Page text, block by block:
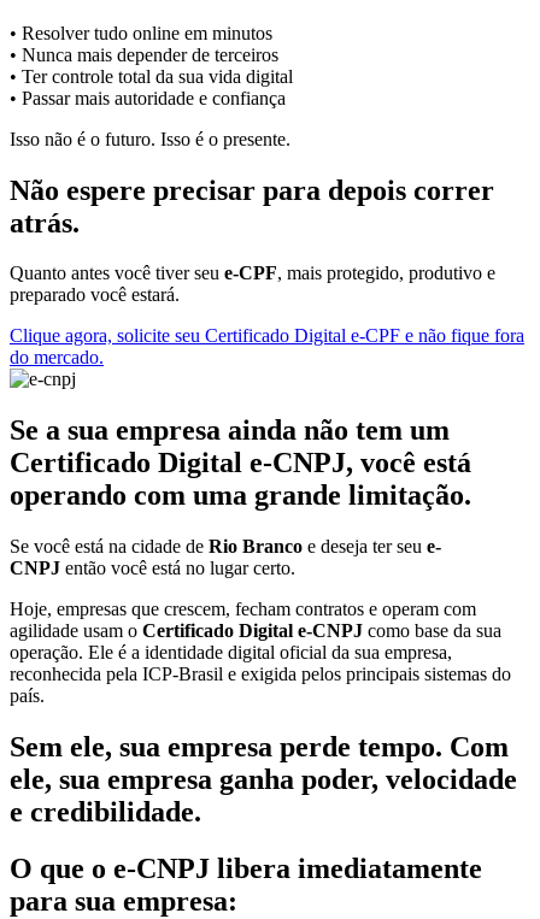
• Resolver tudo online em minutos
• Nunca mais depender de terceiros
• Ter controle total da sua vida digital
• Passar mais autoridade e confiança
Isso não é o futuro. Isso é o presente.
Não espere precisar para depois correr
atrás.
Quanto antes você tiver seu e-CPF, mais protegido, produtivo e
preparado você estará.
Clique agora, solicite seu Certificado Digital e-CPF e não fique fora
do mercado.
Se a sua empresa ainda não tem um
Certificado Digital e-CNPJ, você está
operando com uma grande limitação.
Se você está na cidade de Rio Branco e deseja ter seu e-
CNPJ então você está no lugar certo.
Hoje, empresas que crescem, fecham contratos e operam com
agilidade usam o Certificado Digital e-CNPJ como base da sua
operação. Ele é a identidade digital oficial da sua empresa,
reconhecida pela ICP-Brasil e exigida pelos principais sistemas do
país.
Sem ele, sua empresa perde tempo. Com
ele, sua empresa ganha poder, velocidade
e credibilidade.
O que o e-CNPJ libera imediatamente
para sua empresa: